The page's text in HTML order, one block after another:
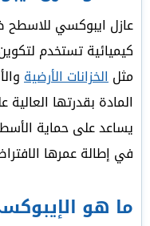
عازل ايبوكسي للاسطح
كيميائية تستخدم
مثلالخزانات الأرضية
المادة بقدرتها
يساعد على حماية
في إطالة عمرها
ما هو